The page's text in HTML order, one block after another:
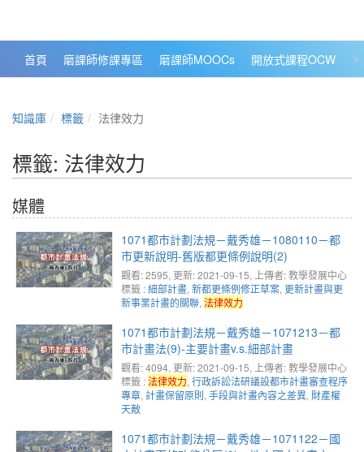
首頁 磨課師修課專區 磨課師MOOCs 開放式課程OCW
知識庫 標籤 法律效力
標籤: 法律效力
媒體
1071都市計劃法規－戴秀雄－1080110－都
市更新說明-舊版都更條例說明(2)
觀看: 2595, 更新: 2021-09-15, 上傳者: 教學發展中心
標籤 :細部計畫, 新都更條例修正草案, 更新計畫與更
新事業計畫的關聯, 法律效力
1071都市計劃法規－戴秀雄－1071213－都
市計畫法(9)-主要計畫v.s.細部計畫
觀看: 4094, 更新: 2021-09-15, 上傳者: 教學發展中心
標籤 :法律效力, 行政訴訟法研議設都市計畫審查程序
專章, 計畫保留原則, 手段與計畫內容之差異, 財產權
天敵
1071都市計劃法規－戴秀雄－1071122－國